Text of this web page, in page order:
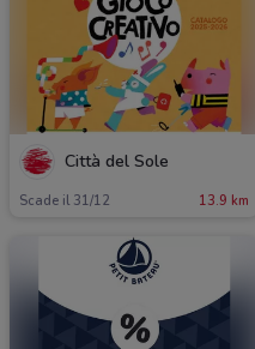
Città del Sole
Scade il 31/12 13.9 km